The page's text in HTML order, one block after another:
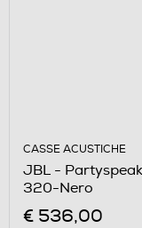
CASSE ACUSTICHE
JBL -
320-Nero
€ 536,00